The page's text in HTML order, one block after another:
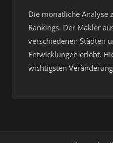
Die monatliche Analyse
Rankings. Der Makler
verschiedenen Städten
Entwicklungen erlebt.
wichtigsten